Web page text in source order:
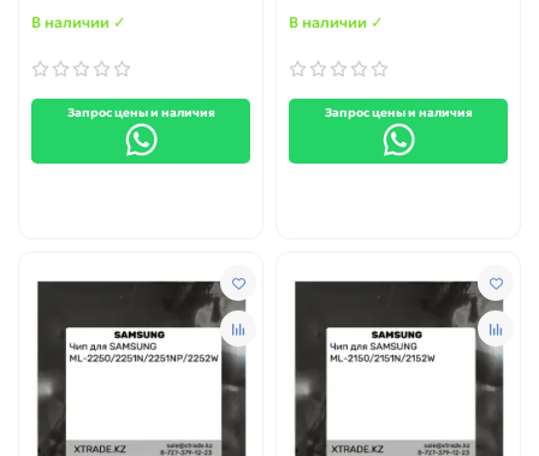
В наличии ✓
Запрос цены и наличия
В наличии ✓
Запрос цены и наличия